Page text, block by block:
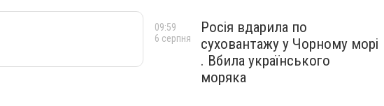
Росія вдарила по
суховантажу у Чорному морі
. Вбила українського
моряка
09:59
6 серпня